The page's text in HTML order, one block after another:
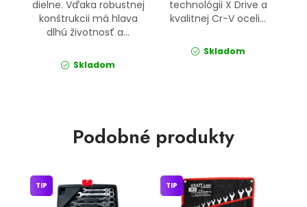
dielne. Vďaka robustnej
konštrukcii má hlava
dlhú životnosť a...
Skladom
technológii X Drive a
kvalitnej Cr-V oceli...
Skladom
Podobné produkty
TIP TIP